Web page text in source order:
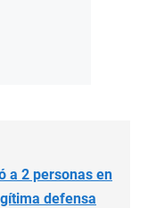
a 2 personas en
defensa